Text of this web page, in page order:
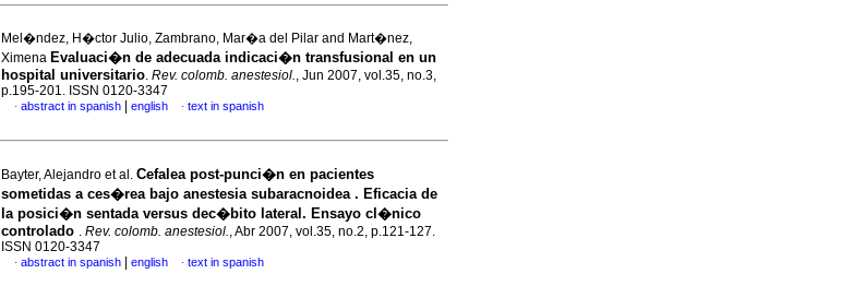
Mel�ndez, H�ctor Julio, Zambrano, Mar�a del Pilar and Mart�nez,
Ximena Evaluaci�n de adecuada indicaci�n transfusional en un
hospital universitario. Rev. colomb. anestesiol., Jun 2007, vol.35, no.3,
p.195-201. ISSN 0120-3347
· abstract in spanish english · text in spanish
Bayter, Alejandro et al. Cefalea post-punci�n en pacientes
sometidas a ces�rea bajo anestesia subaracnoidea . Eficacia de
la posici�n sentada versus dec�bito lateral. Ensayo cl�nico
controlado . Rev. colomb. anestesiol., Abr 2007, vol.35, no.2, p.121-127.
ISSN 0120-3347
· abstract in spanish english · text in spanish